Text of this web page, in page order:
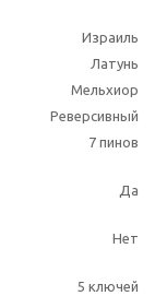
Израиль
Латунь
Мельхиор
Реверсивный
7 пинов
Да
Нет
5 ключей